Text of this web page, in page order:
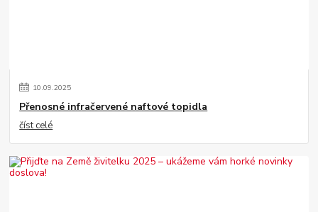
10.09.2025
Přenosné infračervené naftové topidla
číst celé